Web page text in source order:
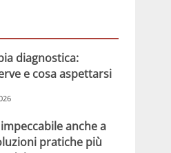
diagnostica:
e cosa aspettarsi
anche a
pratiche più